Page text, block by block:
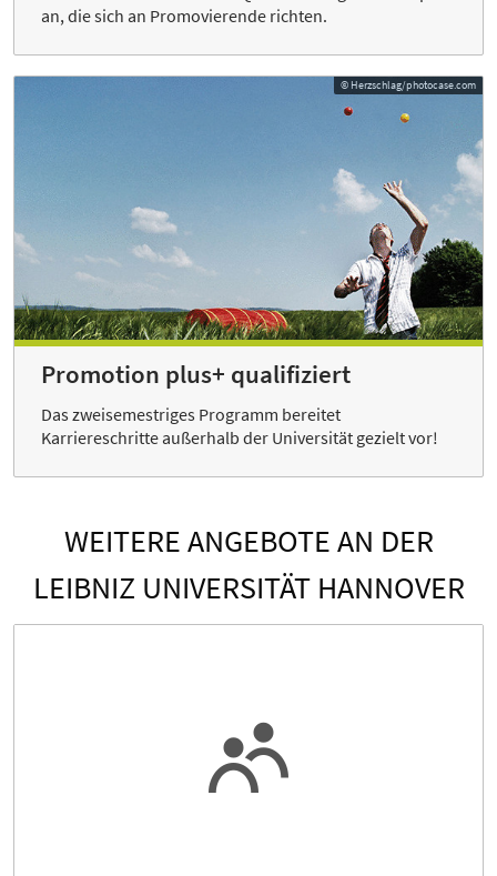
an, die sich an Promovierende richten.
© Herzschlag/photocase.com
Promotion plus+ qualifiziert
Das zweisemestriges Programm bereitet
Karriereschritte außerhalb der Universität gezielt vor!
WEITERE ANGEBOTE AN DER
LEIBNIZ UNIVERSITÄT HANNOVER